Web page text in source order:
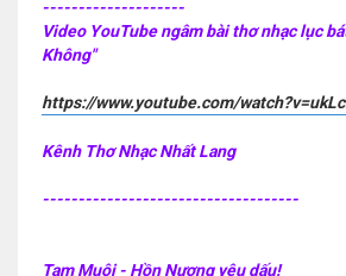
--------------------
Video YouTube ngâm bài thơ nhạc lục
Không"
https://www.youtube.com/
Kênh Thơ Nhạc Nhất Lang
------------------------------------
Tam Muội - Hồn Nương yêu dấu!